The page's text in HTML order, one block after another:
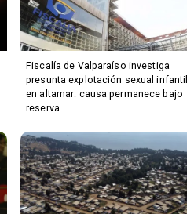
Fiscalía de Valparaíso investiga
presunta explotación sexual infantil
en altamar: causa permanece bajo
reserva